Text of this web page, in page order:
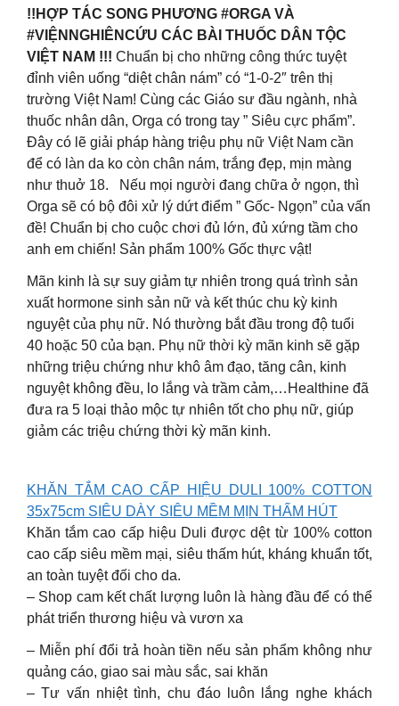
!!HỢP TÁC SONG PHƯƠNG #ORGA VÀ
#VIỆNNGHIÊNCỨU CÁC BÀI THUỐC DÂN TỘC
VIỆT NAM !!! Chuẩn bị cho những công thức tuyệt
đỉnh viên uống “diệt chân nám” có “1-0-2″ trên thị
trường Việt Nam! Cùng các Giáo sư đầu ngành, nhà
thuốc nhân dân, Orga có trong tay ” Siêu cực phẩm”.
Đây có lẽ giải pháp hàng triệu phụ nữ Việt Nam cần
để có làn da ko còn chân nám, trắng đẹp, mịn màng
như thuở 18. Nếu mọi người đang chữa ở ngọn, thì
Orga sẽ có bộ đôi xử lý dứt điểm ” Gốc- Ngọn” của vấn
đề! Chuẩn bị cho cuộc chơi đủ lớn, đủ xứng tầm cho
anh em chiến! Sản phẩm 100% Gốc thực vật!
Mãn kinh là sự suy giảm tự nhiên trong quá trình sản
xuất hormone sinh sản nữ và kết thúc chu kỳ kinh
nguyệt của phụ nữ. Nó thường bắt đầu trong độ tuổi
40 hoặc 50 của bạn. Phụ nữ thời kỳ mãn kinh sẽ gặp
những triệu chứng như khô âm đạo, tăng cân, kinh
nguyệt không đều, lo lắng và trầm cảm,…Healthine đã
đưa ra 5 loại thảo mộc tự nhiên tốt cho phụ nữ, giúp
giảm các triệu chứng thời kỳ mãn kinh.
KHĂN TẮM CAO CẤP HIỆU DULI 100% COTTON
35x75cm SIÊU DÀY SIÊU MỀM MỊN THẤM HÚT
Khăn tắm cao cấp hiệu Duli được dệt từ 100% cotton
cao cấp siêu mềm mại, siêu thấm hút, kháng khuẩn tốt,
an toàn tuyệt đối cho da.
– Shop cam kết chất lượng luôn là hàng đầu để có thể
phát triển thương hiệu và vươn xa
– Miễn phí đổi trả hoàn tiền nếu sản phẩm không như
quảng cáo, giao sai màu sắc, sai khăn
– Tư vấn nhiệt tình, chu đáo luôn lắng nghe khách